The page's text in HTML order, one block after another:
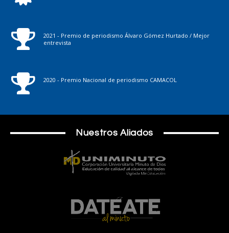
2021 - Premio de periodismo Álvaro Gómez Hurtado / Mejor
entrevista
2020 - Premio Nacional de periodismo CAMACOL
Nuestros Aliados